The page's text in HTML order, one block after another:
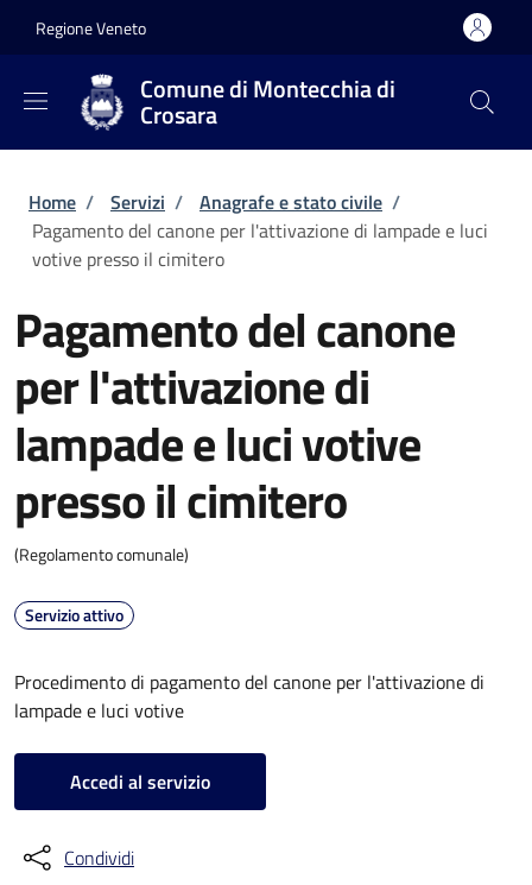
Regione Veneto
Comune di Montecchia di
Crosara
Briciole di pane
Home / Servizi / Anagrafe e stato civile /
Pagamento del canone per l'attivazione di lampade e luci
votive presso il cimitero
Pagamento del canone
per l'attivazione di
lampade e luci votive
presso il cimitero
(Regolamento comunale)
Servizio attivo
Procedimento di pagamento del canone per l'attivazione di
lampade e luci votive
Accedi al servizio
Condividi